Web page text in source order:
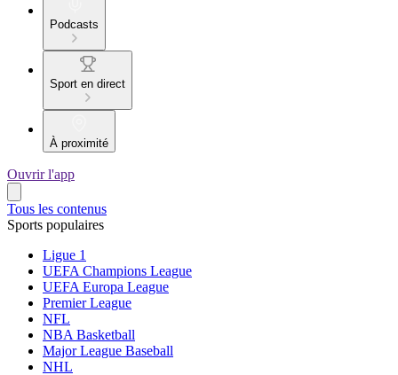
Podcasts
Sport en direct
À proximité
Ouvrir l'app
Tous les contenus
Sports populaires
Ligue 1
UEFA Champions League
UEFA Europa League
Premier League
NFL
NBA Basketball
Major League Baseball
NHL